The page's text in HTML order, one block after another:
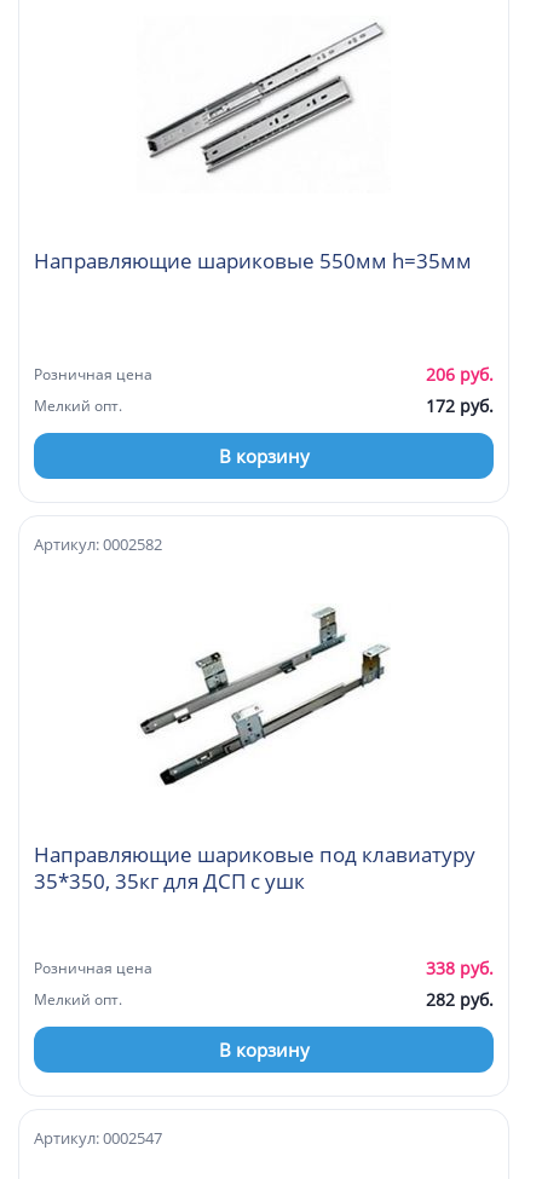
Направляющие шариковые 550мм h=35мм
Розничная цена 206 руб.
Мелкий опт. 172 руб.
В корзину
Направляющие шариковые под клавиатуру
35*350, 35кг для ДСП с ушк
Артикул: 0002582
Розничная цена 338 руб.
Мелкий опт. 282 руб.
В корзину
Артикул: 0002547